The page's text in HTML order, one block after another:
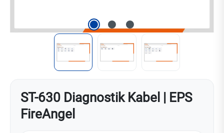
ST-630 Diagnostik Kabel | EPS
FireAngel